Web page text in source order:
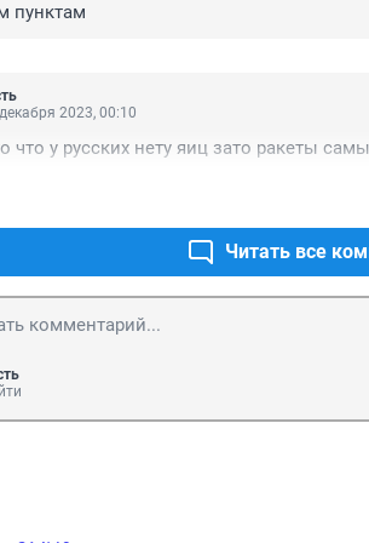
пунктам
2023, 00:10
что у русских нету яиц зато ракеты
Читать все